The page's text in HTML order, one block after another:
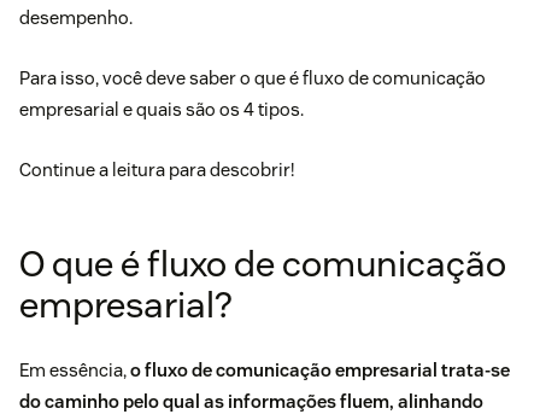
desempenho.
Para isso, você deve saber o que é fluxo de comunicação
empresarial e quais são os 4 tipos.
Continue a leitura para descobrir!
O que é fluxo de comunicação
empresarial?
Em essência,o fluxo de comunicação empresarial trata-se
do caminho pelo qual as informações fluem, alinhando